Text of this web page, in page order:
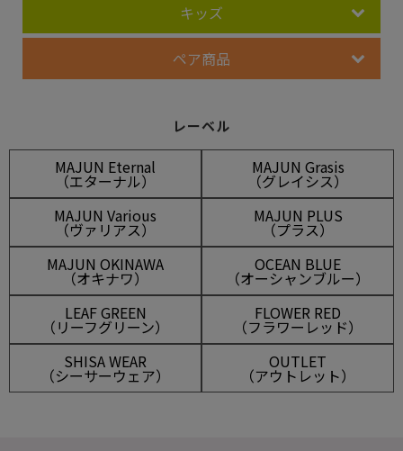
キッズ
ペア商品
レーベル
MAJUN Eternal
（エターナル）
MAJUN Grasis
（グレイシス）
MAJUN Various
（ヴァリアス）
MAJUN PLUS
（プラス）
MAJUN OKINAWA
（オキナワ）
OCEAN BLUE
（オーシャンブルー）
LEAF GREEN
（リーフグリーン）
FLOWER RED
（フラワーレッド）
SHISA WEAR
（シーサーウェア）
OUTLET
（アウトレット）